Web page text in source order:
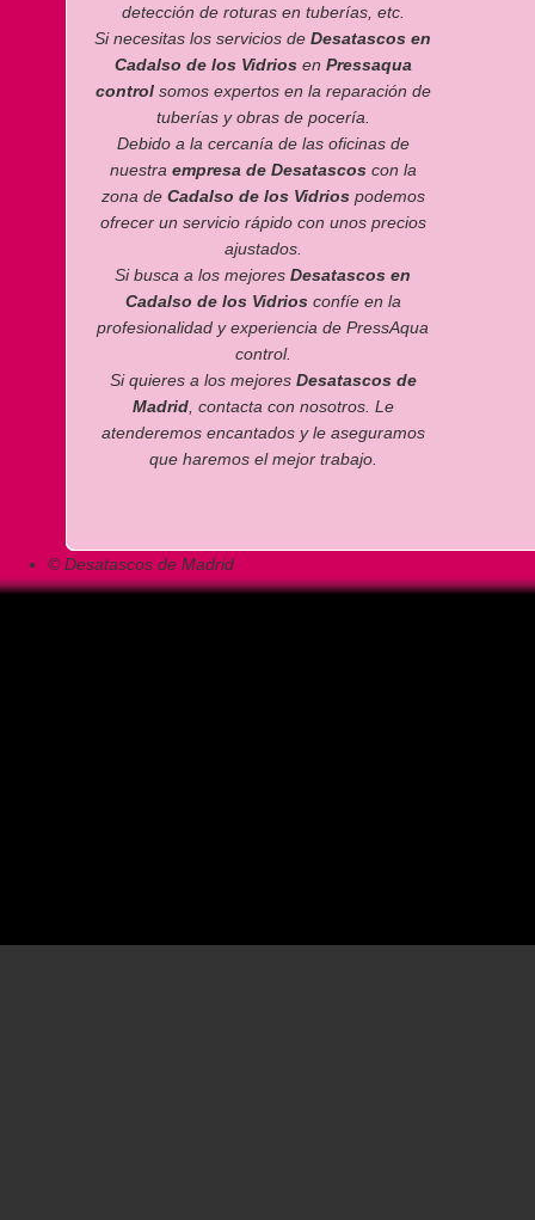
detección de roturas en tuberías, etc.
Si necesitas los servicios de Desatascos en
Cadalso de los Vidrios en Pressaqua
controlsomos expertos en la reparación de
tuberías y obras de pocería.
Debido a la cercanía de las oficinas de
nuestra empresa de Desatascos con la
zona de Cadalso de los Vidrios podemos
ofrecer un servicio rápido con unos precios
ajustados.
Si busca a los mejores Desatascos en
Cadalso de los Vidriosconfíe en la
profesionalidad y experiencia de PressAqua
control.
Si quieres a los mejores Desatascos de
Madrid, contacta con nosotros. Le
atenderemos encantados y le aseguramos
que haremos el mejor trabajo.
© Desatascos de Madrid